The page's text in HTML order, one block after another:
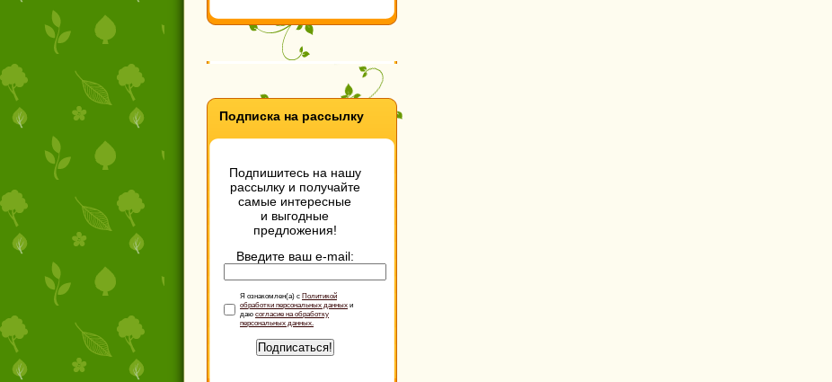
Подписка на рассылку
Подпишитесь на нашу
рассылку и получайте
самые интересные
и выгодные
предложения!
Введите ваш e-mail:
Я ознакомлен(а) с Политикой
обработки персональных данных и
даю согласие на обработку
персональных данных.
Подписаться!